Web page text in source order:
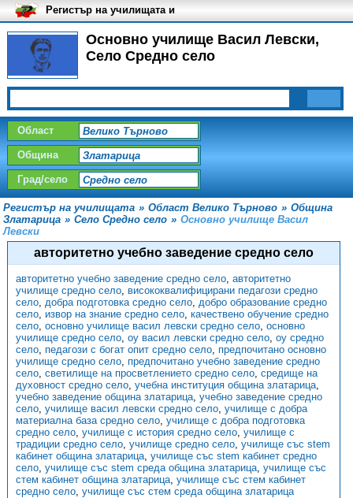
Основно училище Васил Левски,
Село Средно село
Регистър на училищата и
университетите в България
Област
Община
Град/село
Регистър на училищата » Област Велико Търново » Община
Златарица » Село Средно село » Основно училище Васил
Левски
авторитетно учебно заведение средно село
авторитетно учебно заведение средно село, авторитетно
училище средно село, висококвалифицирани педагози средно
село, добра подготовка средно село, добро образование средно
село, извор на знание средно село, качествено обучение средно
село, основно училище васил левски средно село, основно
училище средно село, оу васил левски средно село, оу средно
село, педагози с богат опит средно село, предпочитано основно
училище средно село, предпочитано учебно заведение средно
село, светилище на просветлението средно село, средище на
духовност средно село, учебна институция община златарица,
учебно заведение община златарица, учебно заведение средно
село, училище васил левски средно село, училище с добра
материална база средно село, училище с добра подготовка
средно село, училище с история средно село, училище с
традиции средно село, училище средно село, училище със stem
кабинет община златарица, училище със stem кабинет средно
село, училище със stem среда община златарица, училище със
стем кабинет община златарица, училище със стем кабинет
средно село, училище със стем среда община златарица